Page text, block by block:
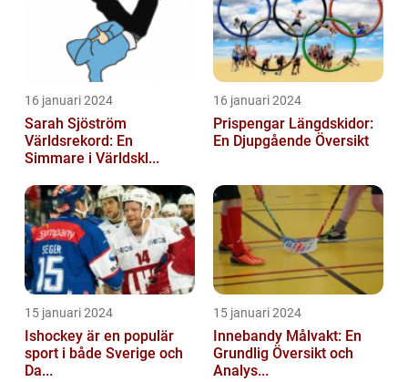
16 januari 2024
Sarah Sjöström
Världsrekord: En
Simmare i Världskl...
16 januari 2024
Prispengar Längdskidor:
En Djupgående Översikt
15 januari 2024
Ishockey är en populär
sport i både Sverige och
Da...
15 januari 2024
Innebandy Målvakt: En
Grundlig Översikt och
Analys...